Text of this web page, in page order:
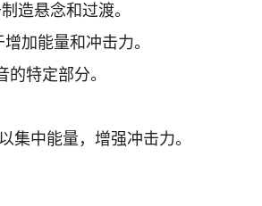
造悬念和过渡。
加能量和冲击力。
特定部分。
集中能量，增强冲击力。